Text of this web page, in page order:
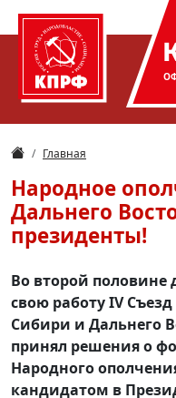
Главная
Народное
Дальнего
президенты!
Во второй половине
свою работу IV
Сибири и Дальнего
принял решения о
Народного
кандидатом в